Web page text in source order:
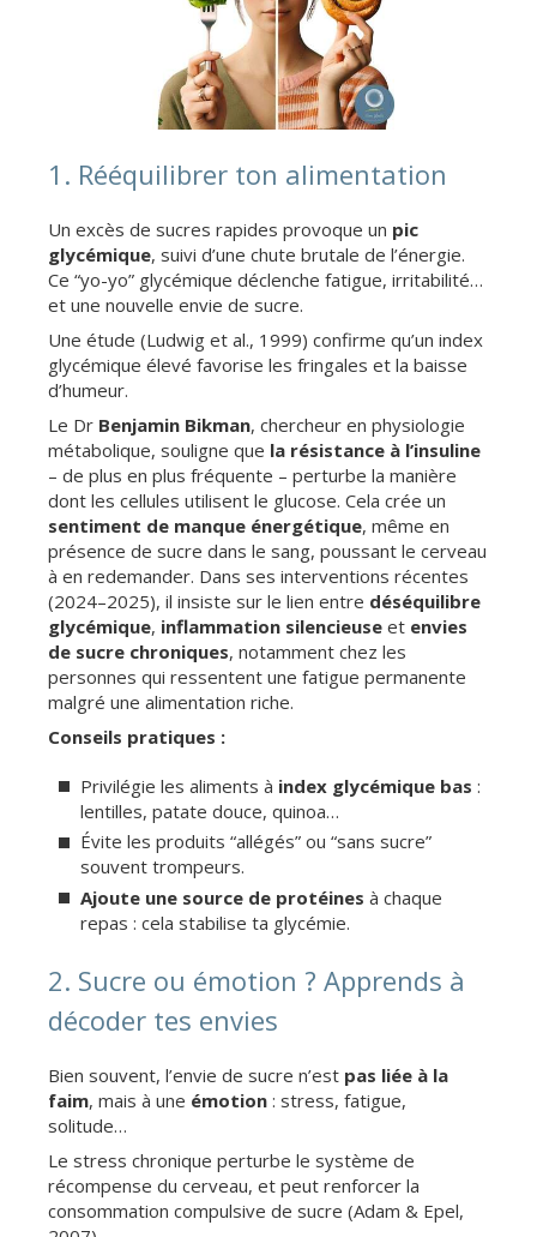
1. Rééquilibrer ton alimentation
Un excès de sucres rapides provoque un pic
glycémique, suivi d’une chute brutale de l’énergie.
Ce “yo-yo” glycémique déclenche fatigue, irritabilité…
et une nouvelle envie de sucre.
Une étude (Ludwig et al., 1999) confirme qu’un index
glycémique élevé favorise les fringales et la baisse
d’humeur.
Le Dr Benjamin Bikman, chercheur en physiologie
métabolique, souligne que la résistance à l’insuline
– de plus en plus fréquente – perturbe la manière
dont les cellules utilisent le glucose. Cela crée un
sentiment de manque énergétique, même en
présence de sucre dans le sang, poussant le cerveau
à en redemander. Dans ses interventions récentes
(2024–2025), il insiste sur le lien entre déséquilibre
glycémique, inflammation silencieuse et envies
de sucre chroniques, notamment chez les
personnes qui ressentent une fatigue permanente
malgré une alimentation riche.
Conseils pratiques :
Privilégie les aliments à index glycémique bas :
lentilles, patate douce, quinoa…
Évite les produits “allégés” ou “sans sucre”
souvent trompeurs.
Ajoute une source de protéines à chaque
repas : cela stabilise ta glycémie.
2. Sucre ou émotion ? Apprends à
décoder tes envies
Bien souvent, l’envie de sucre n’est pas liée à la
faim, mais à une émotion : stress, fatigue,
solitude…
Le stress chronique perturbe le système de
récompense du cerveau, et peut renforcer la
consommation compulsive de sucre (Adam & Epel,